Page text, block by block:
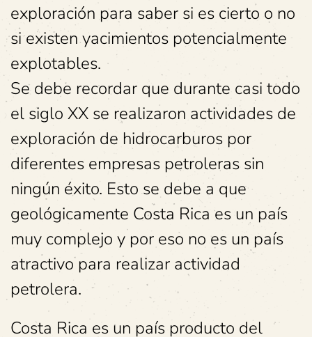
exploración para saber si es cierto o no
si existen yacimientos potencialmente
explotables.
Se debe recordar que durante casi todo
el siglo XX se realizaron actividades de
exploración de hidrocarburos por
diferentes empresas petroleras sin
ningún éxito. Esto se debe a que
geológicamente Costa Rica es un país
muy complejo y por eso no es un país
atractivo para realizar actividad
petrolera.
Costa Rica es un país producto del